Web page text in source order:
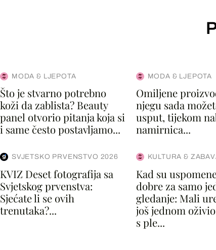
MODA & LJEPOTA
Što je stvarno potrebno
koži da zablista? Beauty
panel otvorio pitanja koja si
i same često postavljamo...
MODA & LJEPOTA
Omiljene
njegu sada
usput, tijekom
namirnica...
SVJETSKO PRVENSTVO 2026
KVIZ Deset fotografija sa
Svjetskog prvenstva:
Sjećate li se ovih
trenutaka?...
KULTURA &
Kad su
dobre za samo
gledanje: Mali
još jednom
s ple...